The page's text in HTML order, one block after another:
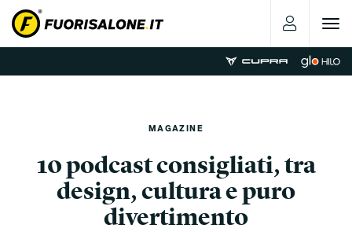
Toggle
MAGAZINE
10 podcast consigliati, tra
design, cultura e puro
divertimento